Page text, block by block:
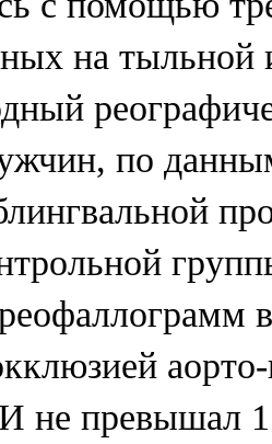
на тыльной
по
не превышал